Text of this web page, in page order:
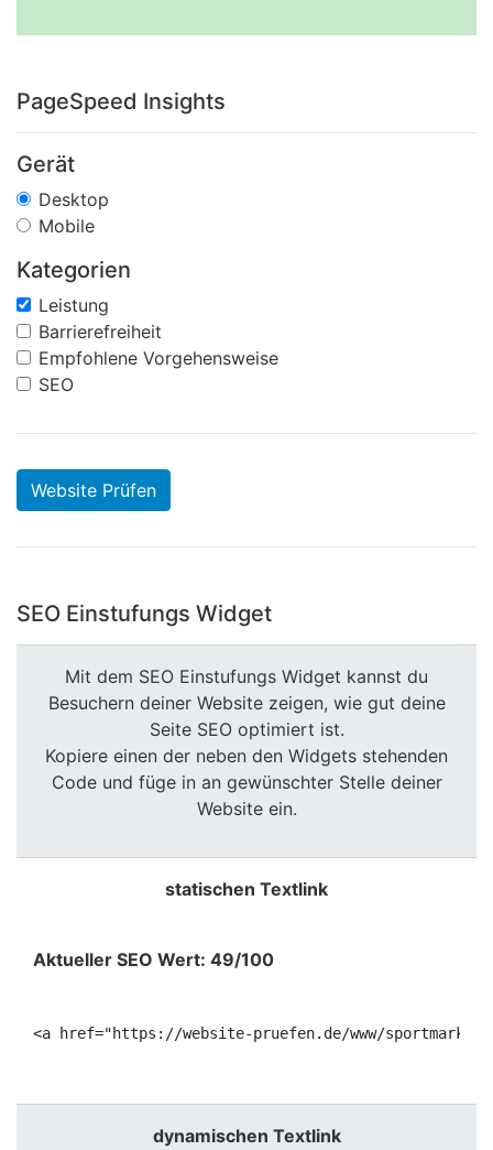
PageSpeed Insights
Gerät
Desktop
Mobile
Kategorien
Leistung
Barrierefreiheit
Empfohlene Vorgehensweise
SEO
Website Prüfen
SEO Einstufungs Widget
Mit dem SEO Einstufungs Widget kannst du
Besuchern deiner Website zeigen, wie gut deine
Seite SEO optimiert ist.
Kopiere einen der neben den Widgets stehenden
Code und füge in an gewünschter Stelle deiner
Website ein.
statischen Textlink
Aktueller SEO Wert: 49/100
<a href="https://website-pruefen.de/www/sportmarkt-
dynamischen Textlink